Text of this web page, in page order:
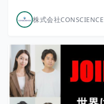
株式会社CONSCIENCE